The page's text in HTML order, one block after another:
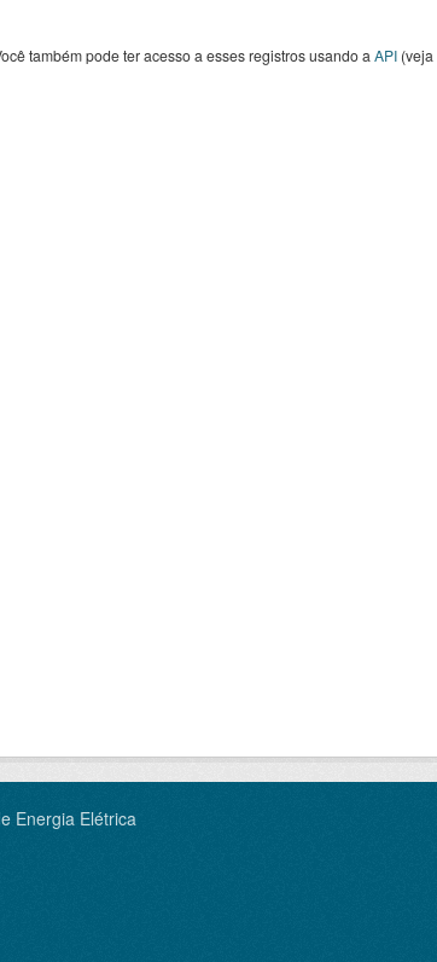
também pode ter acesso a esses registros usando a API(veja
Energia Elétrica